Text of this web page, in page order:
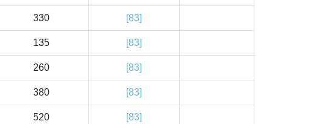
330 [83]
135 [83]
260 [83]
380 [83]
520 [83]